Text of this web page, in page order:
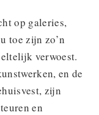
op galeries,
toe zijn zo’n
verwoest.
en de
zijn
en